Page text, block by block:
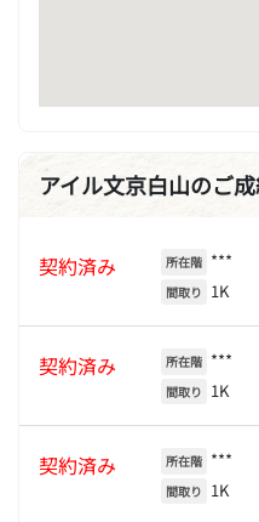
アイル文京白山のご
契約済み 所在階 ***
間取り 1K
契約済み 所在階 ***
間取り 1K
契約済み 所在階 ***
間取り 1K